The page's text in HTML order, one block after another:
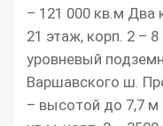
– 121 000 кв.м Два
21 этаж, корп. 2 –
уровневый
Варшавского ш.
– высотой до 7,7 м